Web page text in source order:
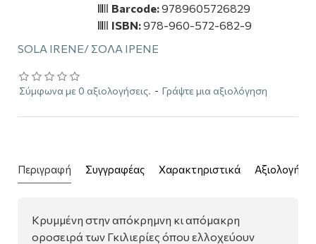
SOLA IRENE/ ΣΟΛΑ ΙΡΕΝΕ
Σύμφωνα με 0 αξιολογήσεις. - Γράψτε μια αξιολόγηση
Barcode:9789605726829
ISBN:978-960-572-682-9
Περιγραφή Συγγραφέας Χαρακτηριστικά
Κρυμμένη στην απόκρημνη κι απόμακρη
οροσειρά των Γκιλιερίες όπου ελλοχεύουν